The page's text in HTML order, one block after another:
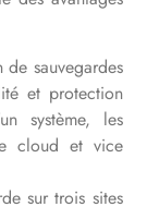
sauvegardes
et protection
système, les
cloud et vice
sur trois sites